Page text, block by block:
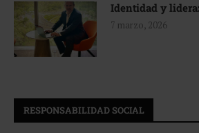
Identidad y
7 marzo, 2026
RESPONSABILIDAD SOCIAL